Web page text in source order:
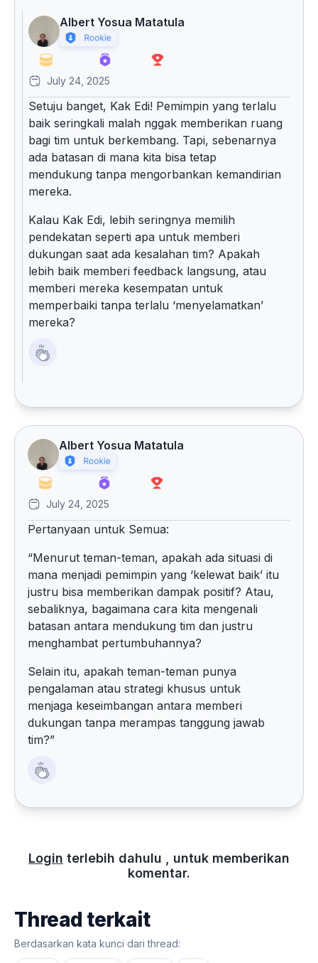
Albert Yosua Matatula
July 24, 2025
Setuju banget, Kak Edi! Pemimpin yang terlalu
baik seringkali malah nggak memberikan ruang
bagi tim untuk berkembang. Tapi, sebenarnya
ada batasan di mana kita bisa tetap
mendukung tanpa mengorbankan kemandirian
mereka.
Kalau Kak Edi, lebih seringnya memilih
pendekatan seperti apa untuk memberi
dukungan saat ada kesalahan tim? Apakah
lebih baik memberi feedback langsung, atau
memberi mereka kesempatan untuk
memperbaiki tanpa terlalu ‘menyelamatkan’
mereka?
Albert Yosua Matatula
July 24, 2025
Pertanyaan untuk Semua:
“Menurut teman-teman, apakah ada situasi di
mana menjadi pemimpin yang ‘kelewat baik’ itu
justru bisa memberikan dampak positif? Atau,
sebaliknya, bagaimana cara kita mengenali
batasan antara mendukung tim dan justru
menghambat pertumbuhannya?
Selain itu, apakah teman-teman punya
pengalaman atau strategi khusus untuk
menjaga keseimbangan antara memberi
dukungan tanpa merampas tanggung jawab
tim?”
Login terlebih dahulu , untuk memberikan
komentar.
Thread terkait
Berdasarkan kata kunci dari thread: